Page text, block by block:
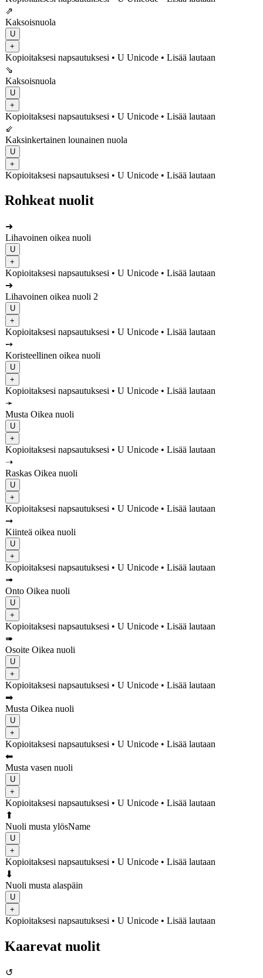
⇗
Kaksoisnuola
U
+
Kopioitaksesi napsautuksesi • U Unicode • Lisää lautaan
⇘
Kaksoisnuola
U
+
Kopioitaksesi napsautuksesi • U Unicode • Lisää lautaan
⇙
Kaksinkertainen lounainen nuola
U
+
Kopioitaksesi napsautuksesi • U Unicode • Lisää lautaan
Rohkeat nuolit
➜
Lihavoinen oikea nuoli
U
+
Kopioitaksesi napsautuksesi • U Unicode • Lisää lautaan
➔
Lihavoinen oikea nuoli 2
U
+
Kopioitaksesi napsautuksesi • U Unicode • Lisää lautaan
➙
Koristeellinen oikea nuoli
U
+
Kopioitaksesi napsautuksesi • U Unicode • Lisää lautaan
➛
Musta Oikea nuoli
U
+
Kopioitaksesi napsautuksesi • U Unicode • Lisää lautaan
➝
Raskas Oikea nuoli
U
+
Kopioitaksesi napsautuksesi • U Unicode • Lisää lautaan
➞
Kiinteä oikea nuoli
U
+
Kopioitaksesi napsautuksesi • U Unicode • Lisää lautaan
➟
Onto Oikea nuoli
U
+
Kopioitaksesi napsautuksesi • U Unicode • Lisää lautaan
➠
Osoite Oikea nuoli
U
+
Kopioitaksesi napsautuksesi • U Unicode • Lisää lautaan
➡
Musta Oikea nuoli
U
+
Kopioitaksesi napsautuksesi • U Unicode • Lisää lautaan
⬅
Musta vasen nuoli
U
+
Kopioitaksesi napsautuksesi • U Unicode • Lisää lautaan
⬆
Nuoli musta ylösName
U
+
Kopioitaksesi napsautuksesi • U Unicode • Lisää lautaan
⬇
Nuoli musta alaspäin
U
+
Kopioitaksesi napsautuksesi • U Unicode • Lisää lautaan
Kaarevat nuolit
↺